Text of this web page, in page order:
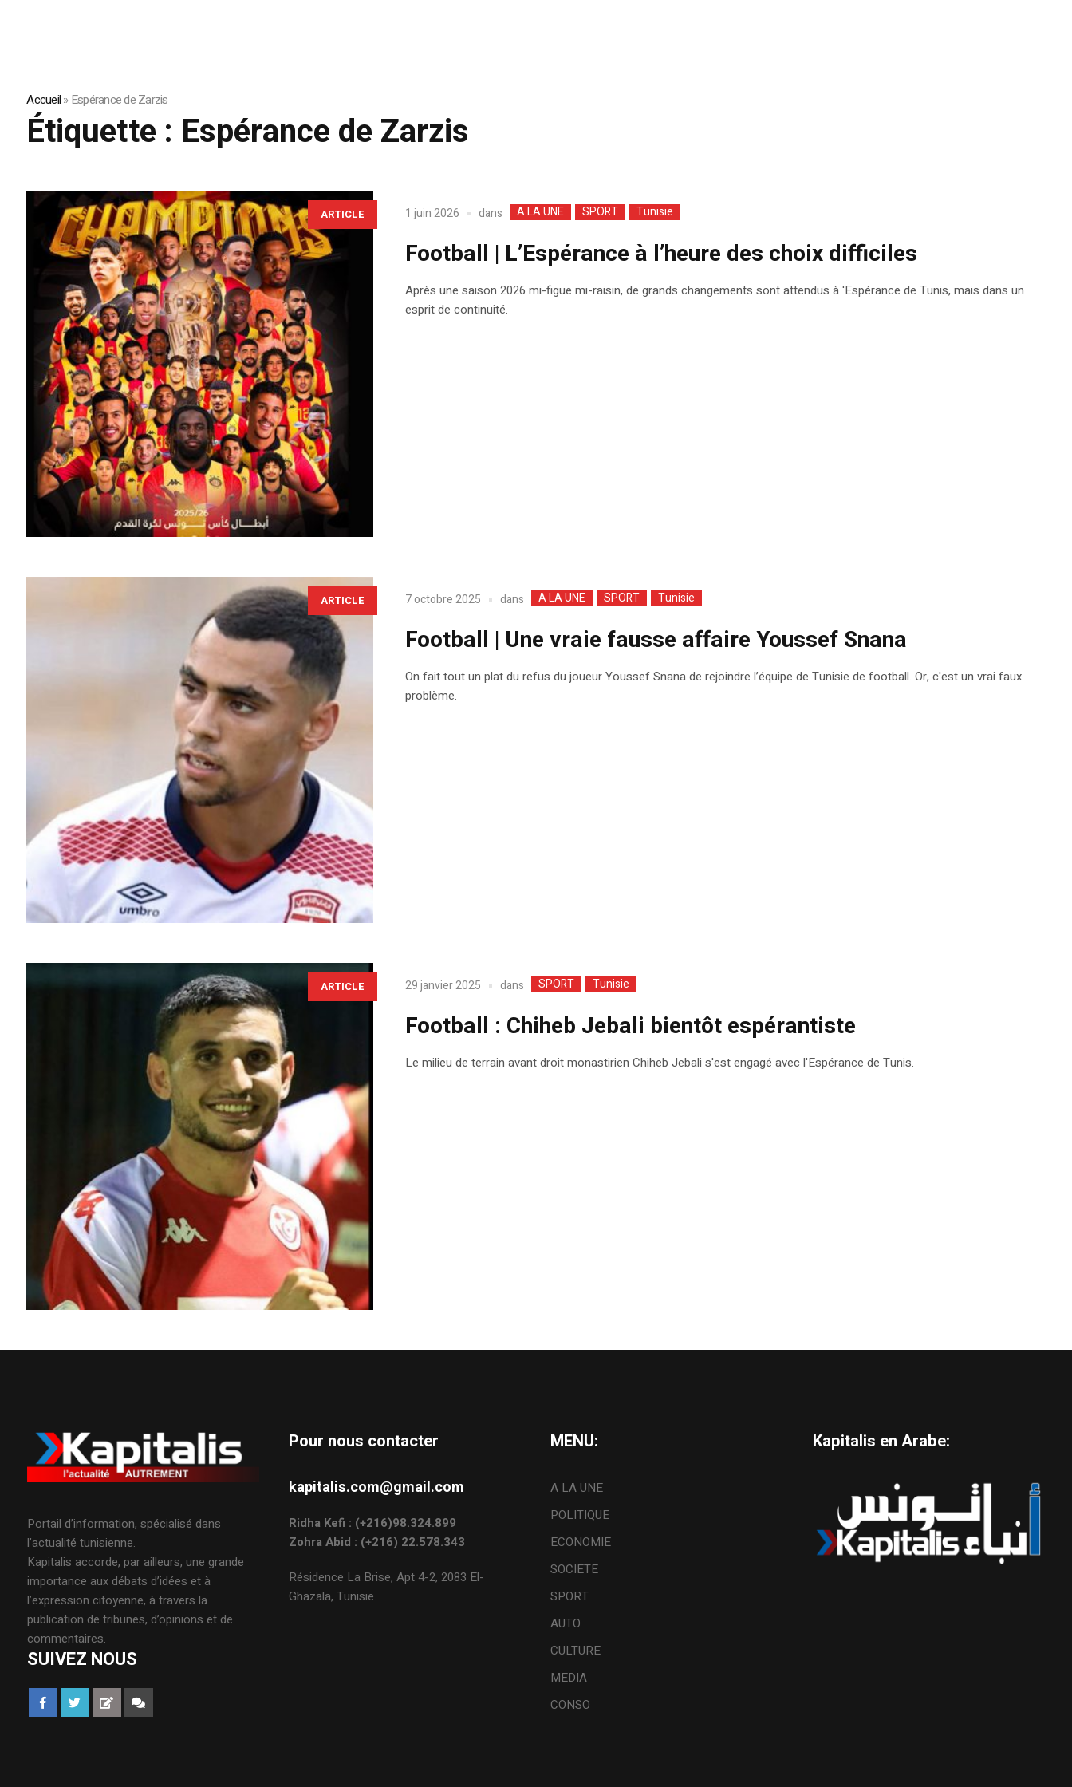
Accueil»Espérance de Zarzis
Étiquette : Espérance de Zarzis
ARTICLE 1 juin 2026 dans A LA UNE SPORT Tunisie
Football | L’Espérance à l’heure des choix difficiles
Après une saison 2026 mi-figue mi-raisin, de grands changements sont attendus à 'Espérance de Tunis, mais dans un
esprit de continuité.
ARTICLE 7 octobre 2025 dans A LA UNE SPORT Tunisie
Football | Une vraie fausse affaire Youssef Snana
On fait tout un plat du refus du joueur Youssef Snana de rejoindre l’équipe de Tunisie de football. Or, c'est un vrai faux
problème.
ARTICLE 29 janvier 2025 dans SPORT Tunisie
Football : Chiheb Jebali bientôt espérantiste
Le milieu de terrain avant droit monastirien Chiheb Jebali s'est engagé avec l'Espérance de Tunis.
Portail d’information, spécialisé dans
l’actualité tunisienne.
Kapitalis accorde, par ailleurs, une grande
importance aux débats d’idées et à
l’expression citoyenne, à travers la
publication de tribunes, d’opinions et de
commentaires.
SUIVEZ NOUS
Pour nous contacter
kapitalis.com@gmail.com
Ridha Kefi : (+216)98.324.899
Zohra Abid : (+216) 22.578.343
Résidence La Brise, Apt 4-2, 2083 El-
Ghazala, Tunisie.
MENU:
A LA UNE
POLITIQUE
ECONOMIE
SOCIETE
SPORT
AUTO
CULTURE
MEDIA
CONSO
Kapitalis en Arabe: